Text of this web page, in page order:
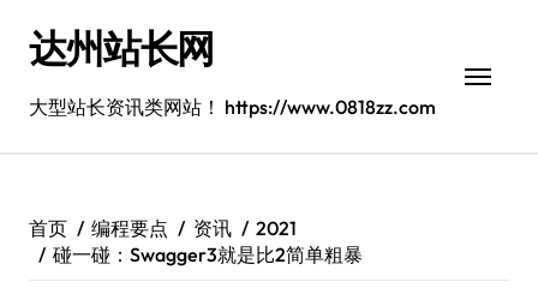
达州站长网
大型站长资讯类网站！ https://www.0818zz.com
首页 编程要点 资讯
2021
碰一碰：Swagger3就是比2简单粗暴